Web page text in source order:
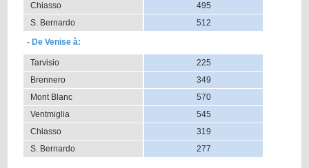
Chiasso
495
S. Bernardo
512
- De Venise à:
Tarvisio
225
Brennero
349
Mont Blanc
570
Ventmiglia
545
Chiasso
319
S. Bernardo
277